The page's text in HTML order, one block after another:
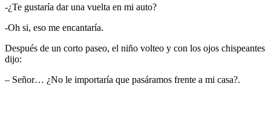
-¿Te gustaría dar una vuelta en mi auto?
-Oh si, eso me encantaría.
Después de un corto paseo, el niño volteo y con los ojos chispeantes
dijo:
– Señor… ¿No le importaría que pasáramos frente a mi casa?.